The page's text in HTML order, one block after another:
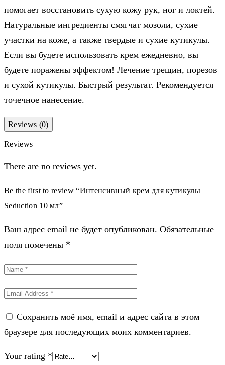
помогает восстановить сухую кожу рук, ног и локтей.
Натуральные ингредиенты смягчат мозоли, сухие
участки на коже, а также твердые и сухие кутикулы.
Если вы будете использовать крем ежедневно, вы
будете поражены эффектом! Лечение трещин, порезов
и сухой кутикулы. Быстрый результат. Рекомендуется
точечное нанесение.
Reviews (0)
Reviews
There are no reviews yet.
Be the first to review “Интенсивный крем для кутикулы
Seduction 10 мл”
Ваш адрес email не будет опубликован. Обязательные
поля помечены *
Сохранить моё имя, email и адрес сайта в этом
браузере для последующих моих комментариев.
Your rating *